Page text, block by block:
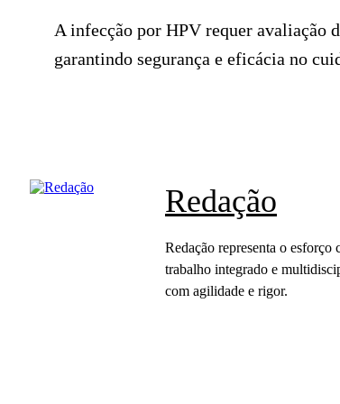
A infecção por HPV requer avaliação
garantindo segurança e eficácia no
Redação
Redação representa o
trabalho integrado e
com agilidade e rigor.